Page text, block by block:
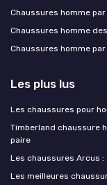
Chaussures homme
Chaussures homme
Chaussures homme
Les plus lus
Les chaussures pour
Timberland chaussure
paire
Les chaussures Arcus
Les meilleures